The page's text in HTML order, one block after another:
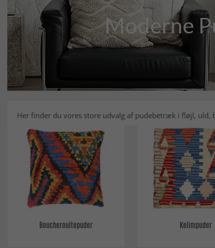
Moderne
Her finder du vores store udvalg af pudebetræk i fløjl, uld,
Boucherouitepuder Kelimpuder